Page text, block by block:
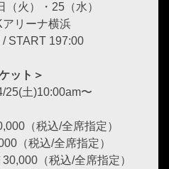
火）・25（水）
リーナ横浜
START 197:00
ット＞
25(土)10:00am〜
（税込/全席指定）
（税込/全席指定）
（税込/全席指定）